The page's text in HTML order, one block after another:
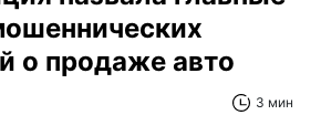
о продаже авто
3 мин